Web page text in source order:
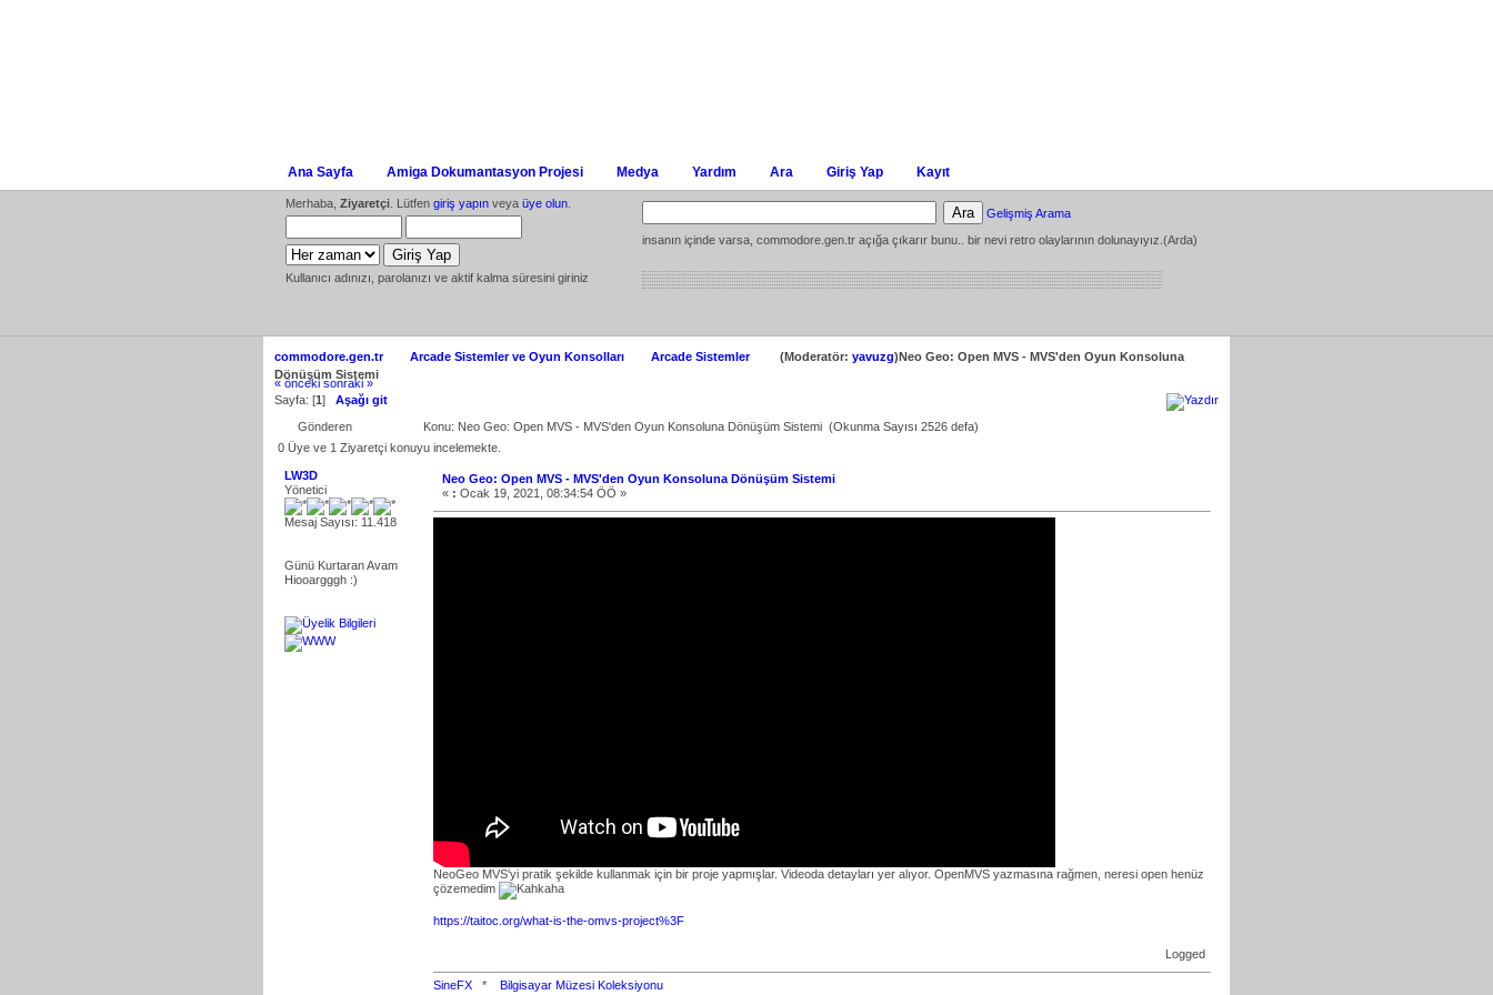
Ana Sayfa Amiga Dokumantasyon Projesi Medya Yardım Ara Giriş Yap Kayıt
Merhaba, Ziyaretçi . Lütfen giriş yapın veya üye olun
Kullanıcı adınızı, parolanızı ve aktif kalma süresini giriniz
Gelişmiş Arama
insanın içinde varsa, commodore.gen.tr açığa çıkarır bunu.. bir nevi retro olaylarının dolunayıyız.(Arda)
commodore.gen.tr Arcade Sistemler ve Oyun Konsolları Arcade Sistemler (Moderatör: yavuzg)Neo Geo: Open MVS - MVS'den Oyun Konsoluna
Dönüşüm Sistemi
« önceki sonraki »
Sayfa: [1] Aşağı git
Gönderen
Konu: Neo Geo: Open MVS - MVS'den Oyun Konsoluna Dönüşüm Sistemi (Okunma Sayısı 2526 defa)
0 Üye ve 1 Ziyaretçi konuyu incelemekte.
LW3D
Yönetici
Mesaj Sayısı: 11.418
Günü Kurtaran Avam
Hiooargggh :)
Neo Geo: Open MVS - MVS'den Oyun Konsoluna Dönüşüm Sistemi
« : Ocak 19, 2021, 08:34:54 ÖÖ »
NeoGeo MVS'yi pratik şekilde kullanmak için bir proje yapmışlar. Videoda detayları yer alıyor. OpenMVS yazmasına rağmen, neresi open henüz
çözemedim
https://taitoc.org/what-is-the-omvs-project%3F
Logged
SineFX * Bilgisayar Müzesi Koleksiyonu